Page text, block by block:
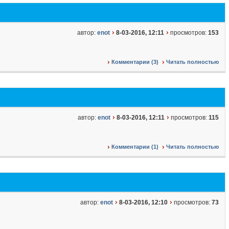
автор: enot 8-03-2016, 12:11 просмотров: 153
Комментарии (3) Читать полностью
автор: enot 8-03-2016, 12:11 просмотров: 115
Комментарии (1) Читать полностью
автор: enot 8-03-2016, 12:10 просмотров: 73